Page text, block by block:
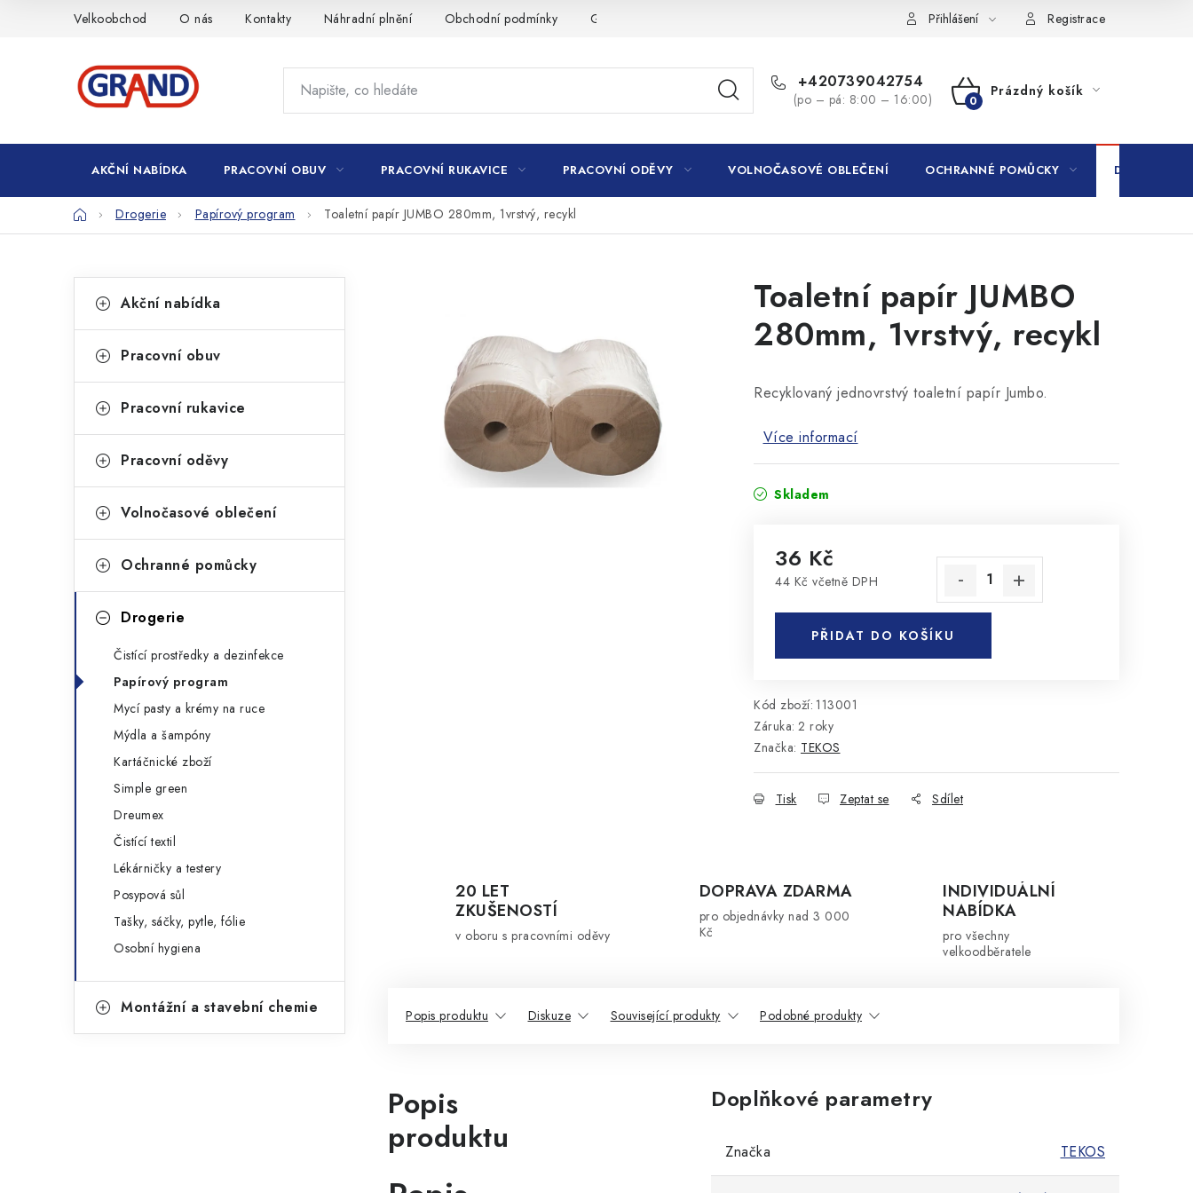
Velkoobchod O nás Kontakty Náhradní plnění Obchodní podmínky GDPR Přihlášení Registrace
+420739042754
(po – pá: 8:00 – 16:00)
NÁKUPNÍ
Prázdný košík
AKČNÍ NABÍDKA PRACOVNÍ OBUV PRACOVNÍ RUKAVICE PRACOVNÍ ODĚVY VOLNOČASOVÉ OBLEČENÍ OCHRANNÉ POMŮCKY DROGERIE
DomůDrogerie Papírový program Toaletní papír JUMBO 280mm, 1vrstvý, recykl
o
t
r
n
n
p
n
e
kategorie
a
e
o
i
Akční nabídka
Pracovní obuv
Pracovní rukavice
Pracovní oděvy
Volnočasové oblečení
Ochranné pomůcky
Drogerie
Čistící prostředky a dezinfekce
Papírový program
Mycí pasty a krémy na ruce
Mýdla a šampóny
Kartáčnické zboží
Simple green
Dreumex
Čistící textil
Lékárničky a testery
Posypová sůl
Tašky, sáčky, pytle, fólie
Osobní hygiena
Montážní a stavební chemie
Toaletní papír JUMBO
280mm, 1vrstvý, recykl
Recyklovaný jednovrstvý toaletní papír Jumbo.
Více informací
Skladem
36 Kč
44 Kč včetně DPH
PŘIDAT DO KOŠÍKU
Kód zboží: 113001
Záruka: 2 roky
Značka: TEKOS
Tisk Zeptat se Sdílet
20 LET
ZKUŠENOSTÍ
v oboru s pracovními oděvy
DOPRAVA ZDARMA
pro objednávky nad 3 000
Kč
INDIVIDUÁLNÍ
NABÍDKA
pro všechny
velkoodběratele
Popis produktu Diskuze Související produkty Podobné produkty
Popis
produktu
Doplňkové parametry
Značka TEKOS